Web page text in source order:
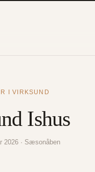
I VIRKSUND
Ishus
2026 · Sæsonåben